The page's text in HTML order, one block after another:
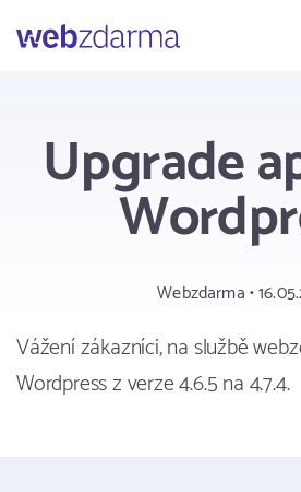
Upgrade
Webzdarma •
Vážení zákazníci, na službě
Wordpress z verze 4.6.5 na 4.7.4.